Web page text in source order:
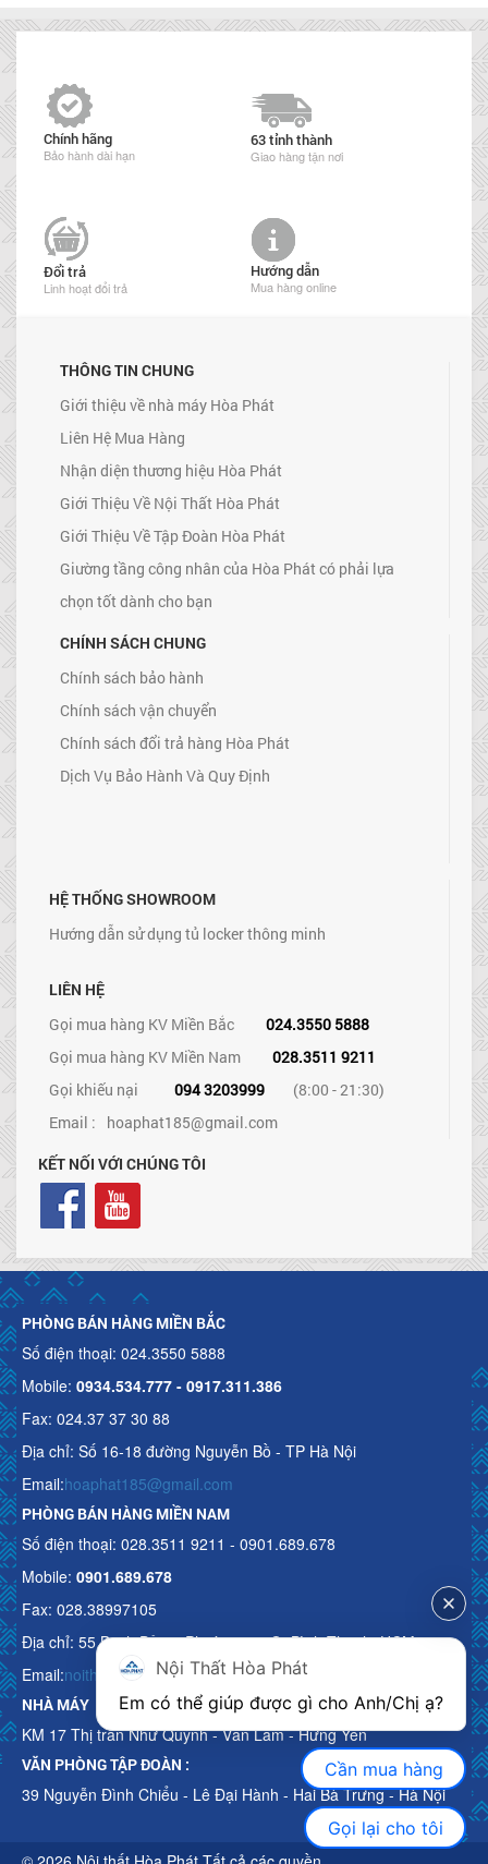
Chính hãng
Bảo hành dài hạn
63 tỉnh thành
Giao hàng tận nơi
Đổi trả
Linh hoạt đổi trả
Hướng dẫn
Mua hàng online
THÔNG TIN CHUNG
Giới thiệu về nhà máy Hòa Phát
Liên Hệ Mua Hàng
Nhận diện thương hiệu Hòa Phát
Giới Thiệu Về Nội Thất Hòa Phát
Giới Thiệu Về Tập Đoàn Hòa Phát
Giường tầng công nhân của Hòa Phát có phải lựa
chọn tốt dành cho bạn
CHÍNH SÁCH CHUNG
Chính sách bảo hành
Chính sách vận chuyển
Chính sách đổi trả hàng Hòa Phát
Dịch Vụ Bảo Hành Và Quy Định
HỆ THỐNG SHOWROOM
Hướng dẫn sử dụng tủ locker thông minh
LIÊN HỆ
Gọi mua hàng KV Miền Bắc
024.3550 5888
Gọi mua hàng KV Miền Nam
028.3511 9211
Gọi khiếu nại
094 3203999
(8:00 - 21:30)
Email : hoaphat185@gmail.com
KẾT NỐI VỚI CHÚNG TÔI
PHÒNG BÁN HÀNG MIỀN BẮC
Số điện thoại: 024.3550 5888
Mobile: 0934.534.777 - 0917.311.386
Fax: 024.37 37 30 88
Địa chỉ: Số 16-18 đường Nguyễn Bồ - TP Hà Nội
Email:hoaphat185@gmail.com
PHÒNG BÁN HÀNG MIỀN NAM
Số điện thoại: 028.3511 9211 - 0901.689.678
Mobile: 0901.689.678
Fax: 028.38997105
Địa chỉ: 55 Bạch Đằng, Phường 15, Q. Bình Thạnh, HCM
Email:noithathoaphattot@gmail.com
NHÀ MÁY
KM 17 Thị trấn Như Quỳnh - Văn Lâm - Hưng Yên
VĂN PHÒNG TẬP ĐOÀN :
39 Nguyễn Đình Chiểu - Lê Đại Hành - Hai Bà Trưng - Hà Nội
Nội Thất Hòa Phát
Cần mua hàng
Gọi lại cho tôi